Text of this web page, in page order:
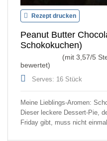
Rezept drucken
Peanut Butter
Schokokuchen)
(mit 3,57/5
bewertet)
Serves: 16 Stück
Meine Lieblings-Aromen:
Dieser leckere Dessert-Pie,
Friday gibt, muss nicht